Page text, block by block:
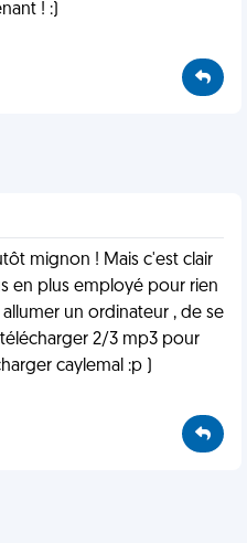
! :)
mignon ! Mais c'est clair
en plus employé pour rien
un ordinateur , de se
2/3 mp3 pour
caylemal :p )